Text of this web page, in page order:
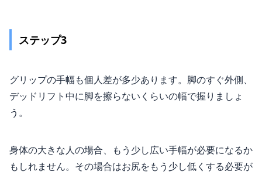
ステップ3
グリップの手幅も個人差が多少あります。脚のすぐ外側、
デッドリフト中に脚を擦らないくらいの幅で握りましょ
う。
身体の大きな人の場合、もう少し広い手幅が必要になるか
もしれません。その場合はお尻をもう少し低くする必要が